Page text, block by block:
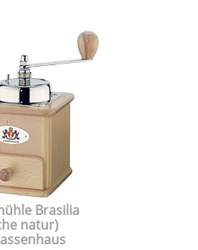
Brasilia
natur)